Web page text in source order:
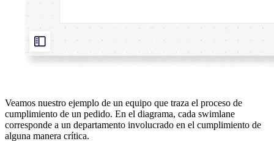
Veamos nuestro ejemplo de un equipo que traza el proceso de
cumplimiento de un pedido. En el diagrama, cada swimlane
corresponde a un departamento involucrado en el cumplimiento de
alguna manera crítica.